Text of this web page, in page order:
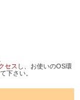
セス し、お使いのOS環
下さい。